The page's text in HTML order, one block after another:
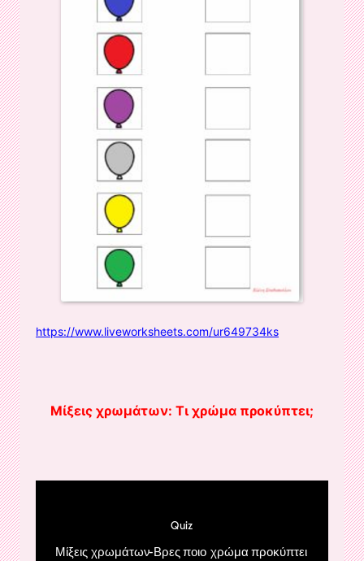
https://www.liveworksheets.com/ur649734ks
Μίξεις χρωμάτων: Τι χρώμα προκύπτει;